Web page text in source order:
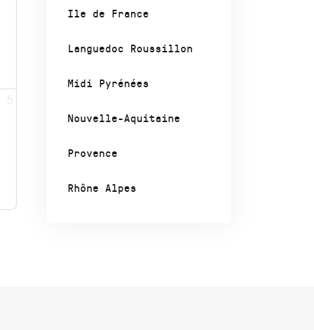
Ile de France
Languedoc Roussillon
Midi Pyrénées
Nouvelle-Aquitaine
Provence
Rhône Alpes
5